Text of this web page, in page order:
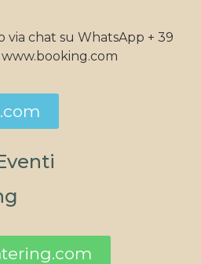
via chat su WhatsApp + 39